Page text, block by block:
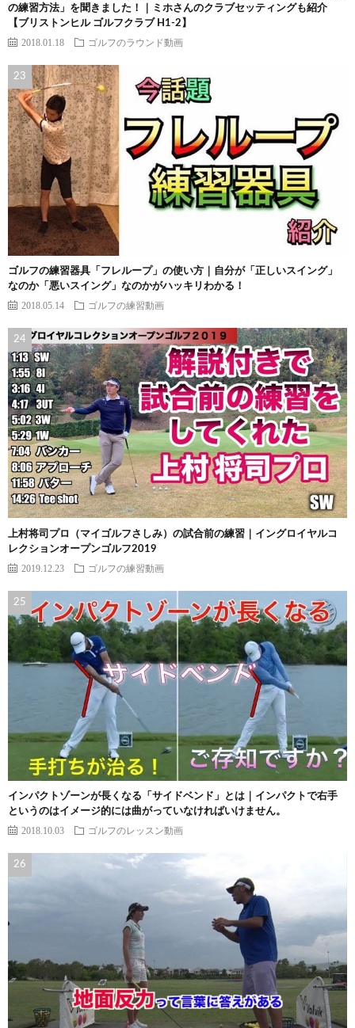
の練習方法」を聞きました！｜ミホさんのクラブセッティングも紹介
【ブリストンヒル ゴルフクラブ H1-2】
2018.01.18 ゴルフのラウンド動画
ゴルフの練習器具「フレループ」の使い方｜自分が「正しいスイング」
なのか「悪いスイング」なのかがハッキリわかる！
2018.05.14 ゴルフの練習動画
上村将司プロ（マイゴルフさしみ）の試合前の練習｜イングロイヤルコ
レクションオープンゴルフ2019
2019.12.23 ゴルフの練習動画
インパクトゾーンが長くなる「サイドベンド」とは｜インパクトで右手
というのはイメージ的には曲がっていなければいけません。
2018.10.03 ゴルフのレッスン動画